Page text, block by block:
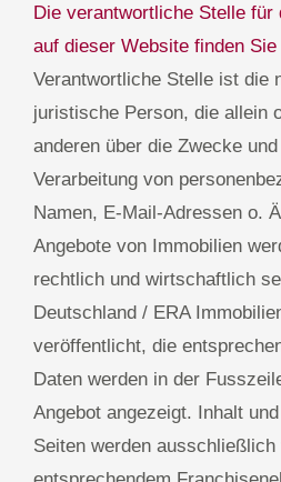
Die verantwortliche Stelle für
auf dieser Website finden Sie
Verantwortliche Stelle ist die
juristische Person, die allein
anderen über die Zwecke
Verarbeitung von
Namen, E-Mail-Adressen o.
Angebote von Immobilien
rechtlich und wirtschaftlich
Deutschland / ERA
veröffentlicht, die
Daten werden in der
Angebot angezeigt. Inhalt
Seiten werden ausschließlich